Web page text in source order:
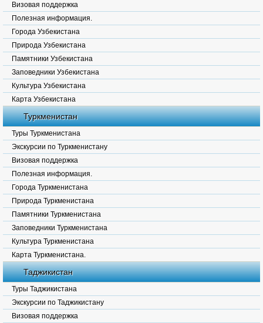
Визовая поддержка
Полезная информация.
Города Узбекистана
Природа Узбекистана
Памятники Узбекистана
Заповедники Узбекистана
Культура Узбекистана
Карта Узбекистана
Туркменистан
Туры Туркменистана
Экскурсии по Туркменистану
Визовая поддержка
Полезная информация.
Города Туркменистана
Природа Туркменистана
Памятники Туркменистана
Заповедники Туркменистана
Культура Туркменистана
Карта Туркменистана.
Таджикистан
Туры Таджикистана
Экскурсии по Таджикистану
Визовая поддержка